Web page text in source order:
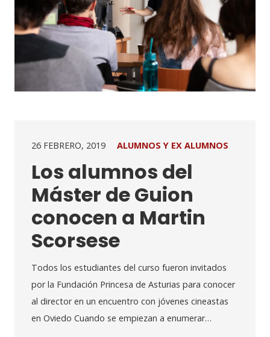
26 FEBRERO, 2019 ALUMNOS Y EX ALUMNOS
Los alumnos del
Máster de Guion
conocen a Martin
Scorsese
Todos los estudiantes del curso fueron invitados
por la Fundación Princesa de Asturias para conocer
al director en un encuentro con jóvenes cineastas
en Oviedo Cuando se empiezan a enumerar…